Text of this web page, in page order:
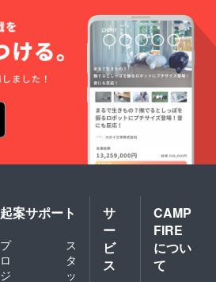
起案サポート
プ
ロ
ジ
ス
タ
ッ
サ
ー
ビ
ス
CAMP
FIRE
につい
て